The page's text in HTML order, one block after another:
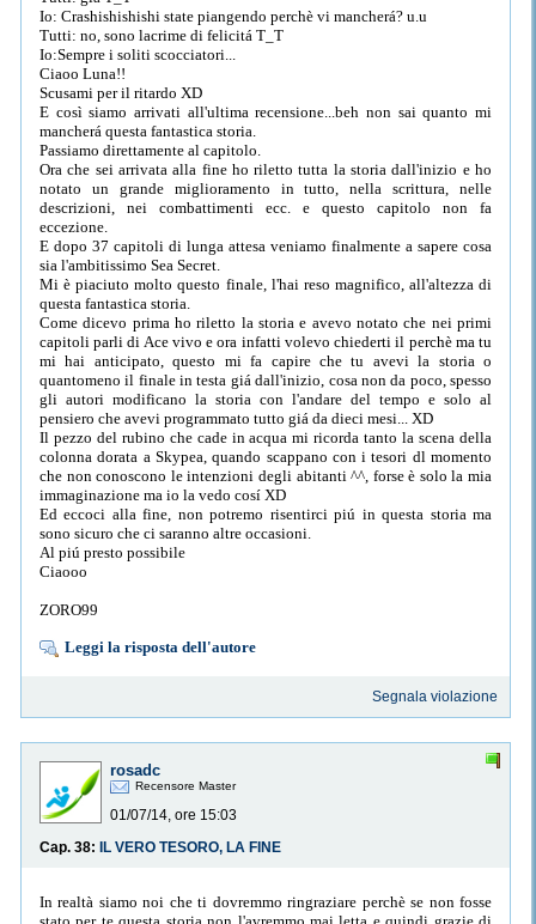
Io: Crashishishishi state piangendo perchè vi mancherá? u.u
Tutti: no, sono lacrime di felicitá T_T
Io:Sempre i soliti scocciatori...
Ciaoo Luna!!
Scusami per il ritardo XD
E così siamo arrivati all'ultima recensione...beh non sai quanto mi
mancherá questa fantastica storia.
Passiamo direttamente al capitolo.
Ora che sei arrivata alla fine ho riletto tutta la storia dall'inizio e ho
notato un grande miglioramento in tutto, nella scrittura, nelle
descrizioni, nei combattimenti ecc. e questo capitolo non fa
eccezione.
E dopo 37 capitoli di lunga attesa veniamo finalmente a sapere cosa
sia l'ambitissimo Sea Secret.
Mi è piaciuto molto questo finale, l'hai reso magnifico, all'altezza di
questa fantastica storia.
Come dicevo prima ho riletto la storia e avevo notato che nei primi
capitoli parli di Ace vivo e ora infatti volevo chiederti il perchè ma tu
mi hai anticipato, questo mi fa capire che tu avevi la storia o
quantomeno il finale in testa giá dall'inizio, cosa non da poco, spesso
gli autori modificano la storia con l'andare del tempo e solo al
pensiero che avevi programmato tutto giá da dieci mesi... XD
Il pezzo del rubino che cade in acqua mi ricorda tanto la scena della
colonna dorata a Skypea, quando scappano con i tesori dl momento
che non conoscono le intenzioni degli abitanti ^^, forse è solo la mia
immaginazione ma io la vedo cosí XD
Ed eccoci alla fine, non potremo risentirci piú in questa storia ma
sono sicuro che ci saranno altre occasioni.
Al piú presto possibile
Ciaooo
ZORO99
Leggi la risposta dell'autore
Segnala violazione
rosadc
Recensore Master
01/07/14, ore 15:03
Cap. 38:
IL VERO TESORO, LA FINE
In realtà siamo noi che ti dovremmo ringraziare perchè se non fosse